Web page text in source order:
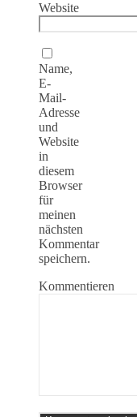
Website
Name,
E-
Mail-
Adresse
und
Website
in
diesem
Browser
für
meinen
nächsten
Kommentar
speichern.
Kommentieren